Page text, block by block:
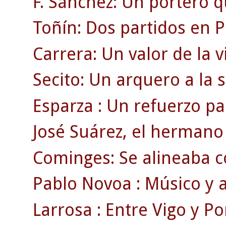
Toñín: Dos partidos en
Carrera: Un valor de la
Secito: Un arquero a la
Esparza : Un refuerzo
José Suárez, el
Cominges: Se alineaba
Pablo Novoa : Músico y
Larrosa : Entre Vigo y